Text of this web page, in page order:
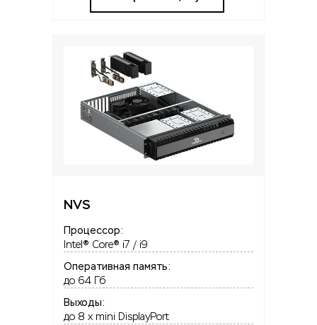
NVS
Процессор:
Intel® Core® i7 / i9
Оперативная память:
до 64 Гб
Выходы:
до 8 x mini DisplayPort